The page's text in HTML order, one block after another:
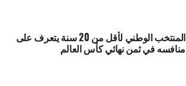
المنتخب الوطني لأقل من 20 سنة يتعرف على
منافسه في ثمن نهائي كأس العالم